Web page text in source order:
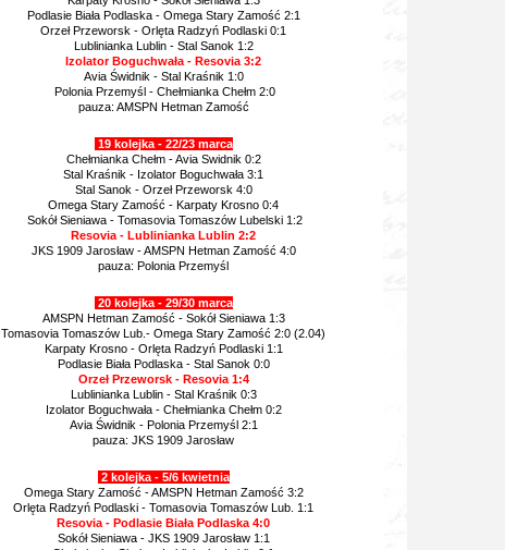
Podlasie Biała Podlaska - Omega Stary Zamość 2:1
Orzeł Przeworsk - Orlęta Radzyń Podlaski 0:1
Lublinianka Lublin - Stal Sanok 1:2
Izolator Boguchwała - Resovia 3:2
Avia Świdnik - Stal Kraśnik 1:0
Polonia Przemyśl - Chełmianka Chełm 2:0
pauza: AMSPN Hetman Zamość
19 kolejka - 22/23 marca
Chełmianka Chełm - Avia Swidnik 0:2
Stal Kraśnik - Izolator Boguchwała 3:1
Stal Sanok - Orzeł Przeworsk 4:0
Omega Stary Zamość - Karpaty Krosno 0:4
Sokół Sieniawa - Tomasovia Tomaszów Lubelski 1:2
Resovia - Lublinianka Lublin 2:2
JKS 1909 Jarosław - AMSPN Hetman Zamość 4:0
pauza: Polonia Przemyśl
20 kolejka - 29/30 marca
AMSPN Hetman Zamość - Sokół Sieniawa 1:3
Tomasovia Tomaszów Lub.- Omega Stary Zamość 2:0 (2.04)
Karpaty Krosno - Orlęta Radzyń Podlaski 1:1
Podlasie Biała Podlaska - Stal Sanok 0:0
Orzeł Przeworsk - Resovia 1:4
Lublinianka Lublin - Stal Kraśnik 0:3
Izolator Boguchwała - Chełmianka Chełm 0:2
Avia Świdnik - Polonia Przemyśl 2:1
pauza: JKS 1909 Jarosław
2 kolejka - 5/6 kwietnia
Omega Stary Zamość - AMSPN Hetman Zamość 3:2
Orlęta Radzyń Podlaski - Tomasovia Tomaszów Lub. 1:1
Resovia - Podlasie Biała Podlaska 4:0
Sokół Sieniawa - JKS 1909 Jarosław 1:1